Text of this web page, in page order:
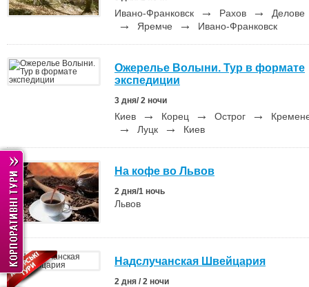
Ивано-Франковск → Рахов → Делове
→
Яремче → Ивано-Франковск
Ожерелье Волыни. Тур в формате
экспедиции
3 дня/ 2 ночи
Киев → Корец → Острог →
→ Луцк → Киев
На кофе во Львов
2 дня/1 ночь
Львов
Надслучанская Швейцария
2 дня / 2 ночи